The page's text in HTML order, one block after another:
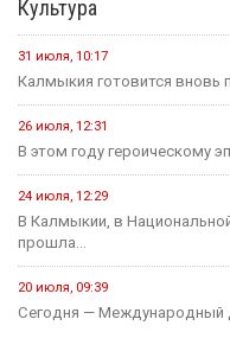
Культура
31 июля, 10:17
Калмыкия готовится вновь
26 июля, 12:31
В этом году героическому
24 июля, 12:29
В Калмыкии, в
прошла...
20 июля, 09:39
Сегодня — Международный